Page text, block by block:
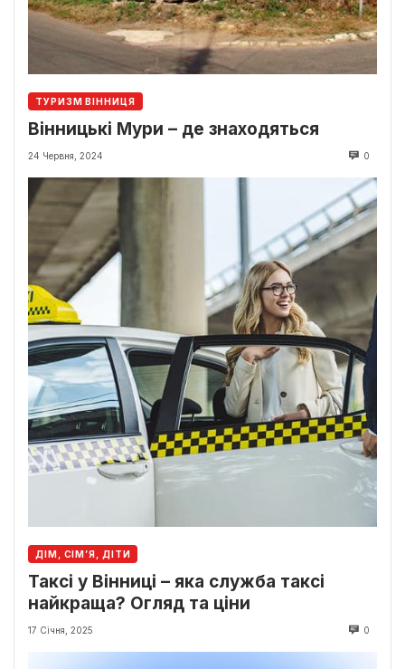
ТУРИЗМ ВІННИЦЯ
Вінницькі Мури – де знаходяться
24 Червня, 2024 0
ДІМ, СІМ’Я, ДІТИ
Таксі у Вінниці – яка служба таксі
найкраща? Огляд та ціни
17 Січня, 2025 0